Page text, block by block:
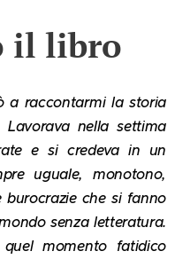
il libro
a raccontarmi la storia
nella settima
e si credeva in un
uguale, monotono,
che si fanno
senza letteratura.
momento fatidico